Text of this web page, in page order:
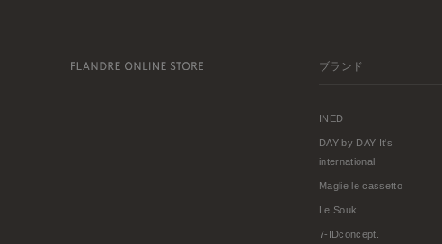
ブランド
INED
DAY by DAY It's
international
Maglie le cassetto
Le Souk
7-IDconcept.